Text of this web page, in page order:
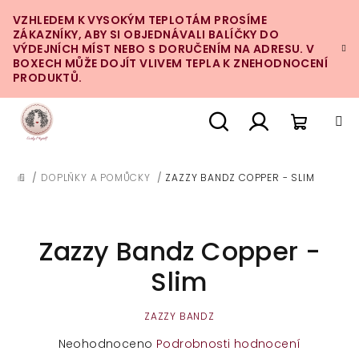
na
obsah
VZHLEDEM K VYSOKÝM TEPLOTÁM PROSÍME
ZÁKAZNÍKY, ABY SI OBJEDNÁVALI BALÍČKY DO
VÝDEJNÍCH MÍST NEBO S DORUČENÍM NA ADRESU. V
BOXECH MŮŽE DOJÍT VLIVEM TEPLA K ZNEHODNOCENÍ
PRODUKTŮ.
DOMŮ
/ DOPLŇKY A POMŮCKY / ZAZZY BANDZ COPPER - SLIM
Zazzy Bandz Copper -
Slim
ZAZZY BANDZ
Průměrné
Neohodnoceno Podrobnosti hodnocení